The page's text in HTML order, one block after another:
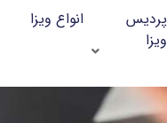
پردیس
ویزا
انواع ویزا